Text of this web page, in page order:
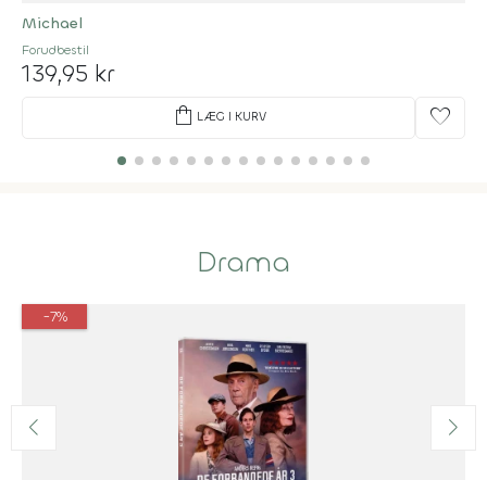
Michael
Forudbestil
139,95 kr
shopping_bag LÆG I KURV favorite
Drama
-7%